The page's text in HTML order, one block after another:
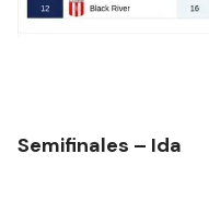
Semifinales – Ida